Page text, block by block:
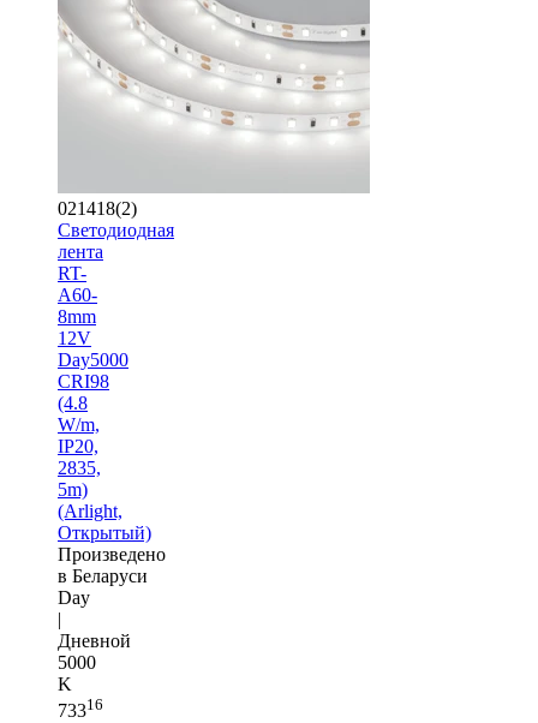
021418(2)
Светодиодная
лента
RT-
A60-
8mm
12V
Day5000
CRI98
(4.8
W/m,
IP20,
2835,
5m)
(Arlight,
Открытый)
Произведено
в Беларуси
Day
|
Дневной
5000
K
73316